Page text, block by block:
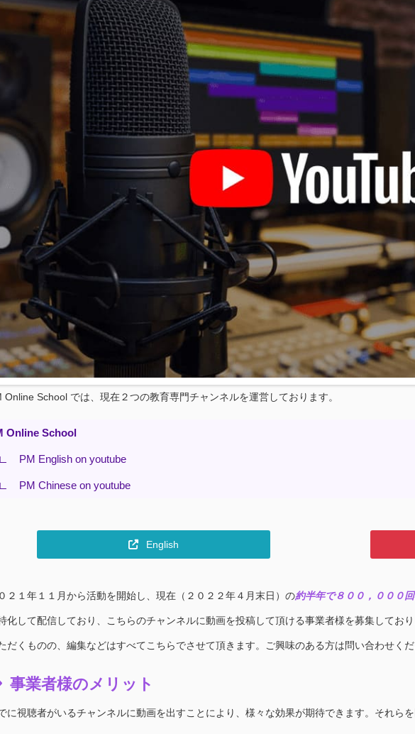
Online School では、現在２つの教育専門チャンネルを運営しております。
Online School
PM English on youtube
PM Chinese on youtube
English
２１年１１月から活動を開始し、現在（２０２２年４月末日）の約半年で８００，０００
化して配信しており、こちらのチャンネルに動画を投稿して頂ける事業者様を募集してお
だくものの、編集などはすべてこちらでさせて頂きます。ご興味のある方は問い合わせくだ
事業者様のメリット
に視聴者がいるチャンネルに動画を出すことにより、様々な効果が期待できます。それら